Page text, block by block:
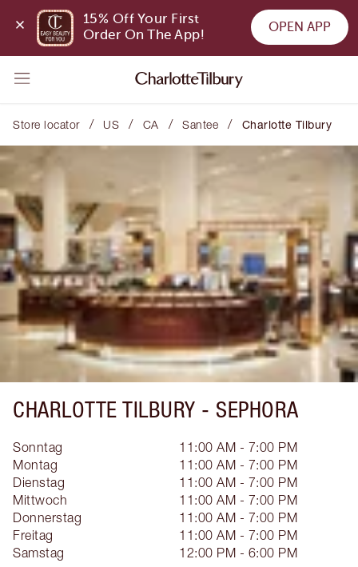
15% Off Your First
Order On The App!
OPEN APP
Store locator / US / CA / Santee / Charlotte Tilbury
CHARLOTTE TILBURY - SEPHORA
Sonntag
11:00 AM - 7:00 PM
Montag
11:00 AM - 7:00 PM
Dienstag
11:00 AM - 7:00 PM
Mittwoch
11:00 AM - 7:00 PM
Donnerstag
11:00 AM - 7:00 PM
Freitag
11:00 AM - 7:00 PM
Samstag
12:00 PM - 6:00 PM